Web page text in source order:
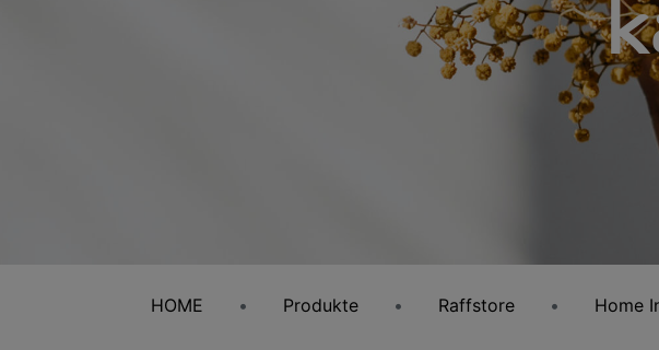
HOME Produkte Raffstore Home